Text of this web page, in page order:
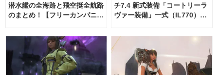
潜水艦の全海路と飛空挺全航路
のまとめ！【フリーカンパニ
チ7.4 新式装備「コートリーラ
ヴァー装備」一式（IL770）の